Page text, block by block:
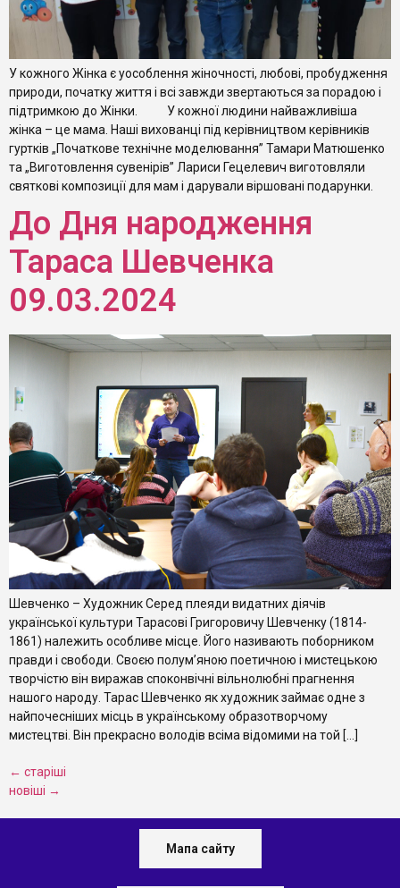
У кожного Жінка є уособлення жіночності, любові, пробудження
природи, початку життя і всі завжди звертаються за порадою і
підтримкою до Жінки. У кожної людини найважливіша
жінка – це мама. Наші вихованці під керівництвом керівників
гуртків „Початкове технічне моделювання” Тамари Матюшенко
та „Виготовлення сувенірів” Лариси Гецелевич виготовляли
святкові композиції для мам і дарували віршовані подарунки.
До Дня народження
Тараса Шевченка
09.03.2024
Шевченко – Художник Серед плеяди видатних діячів
української культури Тарасові Григоровичу Шевченку (1814-
1861) належить особливе місце. Його називають поборником
правди і свободи. Своєю полум’яною поетичною і мистецькою
творчістю він виражав споконвічні вільнолюбні прагнення
нашого народу. Тарас Шевченко як художник займає одне з
найпочесніших місць в українському образотворчому
мистецтві. Він прекрасно володів всіма відомими на той […]
← старіші
новіші →
Мапа сайту